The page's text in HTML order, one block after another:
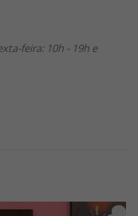
feira: 10h - 19h e